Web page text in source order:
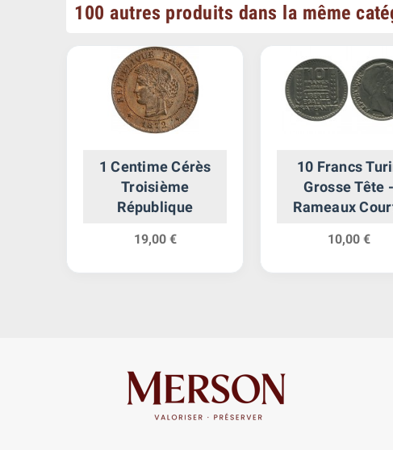
100 autres produits dans la même
1 Centime Cérès
Troisième
République
19,00 €
10 Francs
Grosse Tête -
Rameaux
10,00 €